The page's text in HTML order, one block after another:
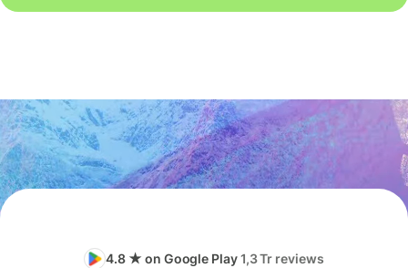
4.8 ★ on Google Play1,3 Tr reviews